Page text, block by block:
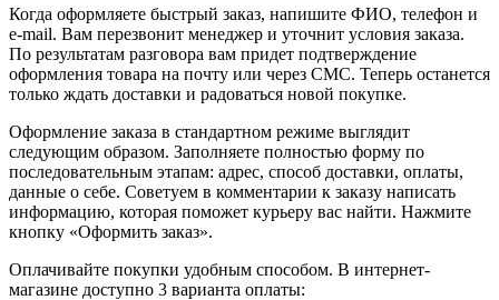
Когда оформляете быстрый заказ, напишите ФИО, телефон и
e-mail. Вам перезвонит менеджер и уточнит условия заказа.
По результатам разговора вам придет подтверждение
оформления товара на почту или через СМС. Теперь останется
только ждать доставки и радоваться новой покупке.
Оформление заказа в стандартном режиме выглядит
следующим образом. Заполняете полностью форму по
последовательным этапам: адрес, способ доставки, оплаты,
данные о себе. Советуем в комментарии к заказу написать
информацию, которая поможет курьеру вас найти. Нажмите
кнопку «Оформить заказ».
Оплачивайте покупки удобным способом. В интернет-
магазине доступно 3 варианта оплаты: